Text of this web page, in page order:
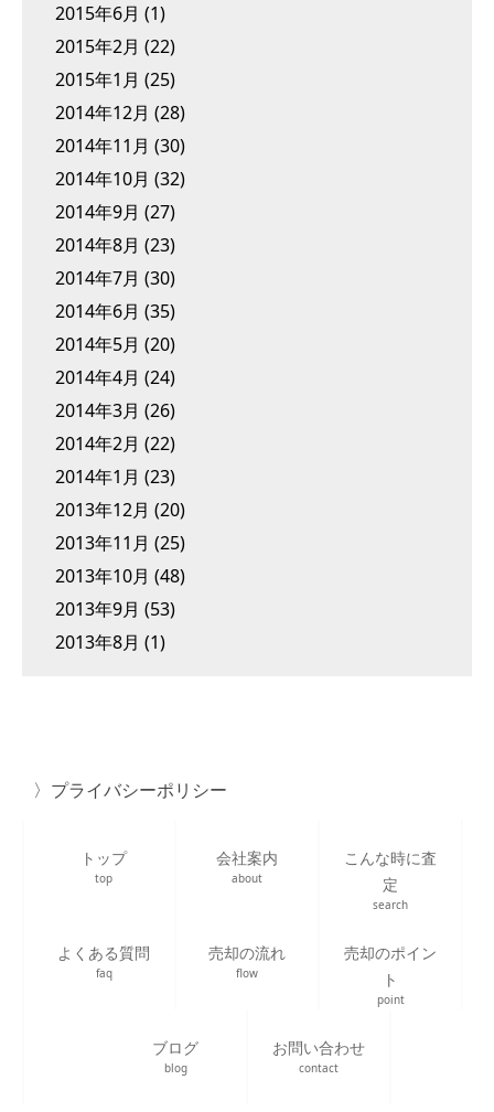
2015年6月 (1)
2015年2月 (22)
2015年1月 (25)
2014年12月 (28)
2014年11月 (30)
2014年10月 (32)
2014年9月 (27)
2014年8月 (23)
2014年7月 (30)
2014年6月 (35)
2014年5月 (20)
2014年4月 (24)
2014年3月 (26)
2014年2月 (22)
2014年1月 (23)
2013年12月 (20)
2013年11月 (25)
2013年10月 (48)
2013年9月 (53)
2013年8月 (1)
プライバシーポリシー
トップ
top
会社案内
about
こんな時に査
定
search
よくある質問
faq
売却の流れ
flow
売却のポイン
ト
point
ブログ
blog
お問い合わせ
contact